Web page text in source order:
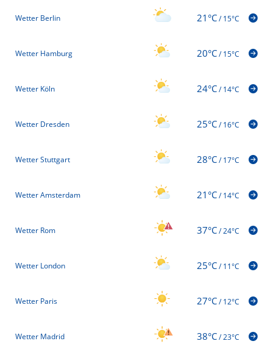
Wetter Berlin 21°C/15°C
Wetter Hamburg 20°C/15°C
Wetter Köln 24°C/14°C
Wetter Dresden 25°C/16°C
Wetter Stuttgart 28°C/17°C
Wetter Amsterdam 21°C/14°C
Wetter Rom 37°C/24°C
Wetter London 25°C/11°C
Wetter Paris 27°C/12°C
Wetter Madrid 38°C/23°C